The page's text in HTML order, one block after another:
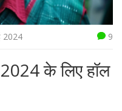
2024 9
2024 के लिए हॉल